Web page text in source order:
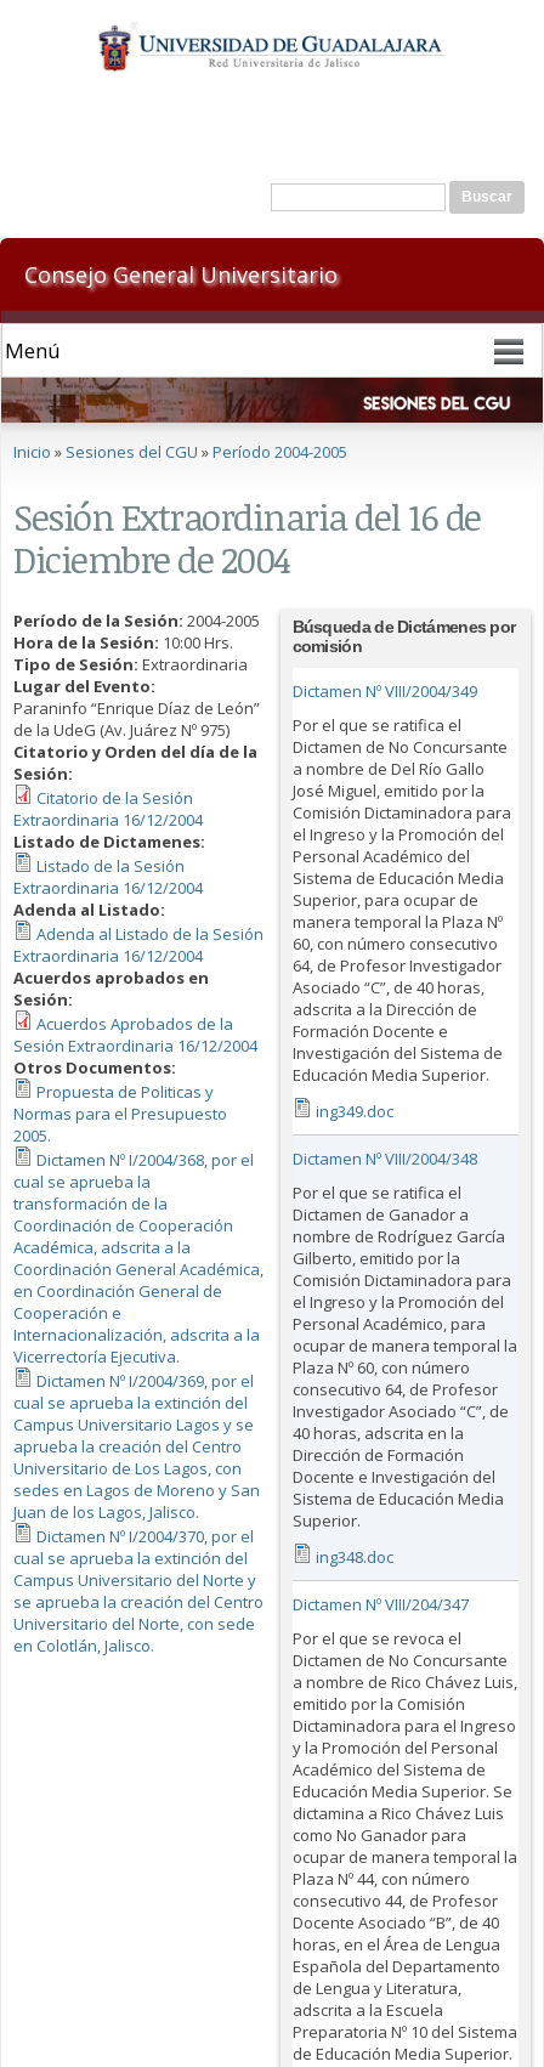
contenido
principal
Formulario de búsqueda
Buscar
Consejo General Universitario
Se encuentra usted aquí
Inicio » Sesiones del CGU »Período 2004-2005
Sesión Extraordinaria del 16 de
Diciembre de 2004
Período de la Sesión: 2004-2005
Hora de la Sesión: 10:00 Hrs.
Tipo de Sesión: Extraordinaria
Lugar del Evento:
Paraninfo “Enrique Díaz de León”
de la UdeG (Av. Juárez Nº 975)
Citatorio y Orden del día de la
Sesión:
Citatorio de la Sesión
Extraordinaria 16/12/2004
Listado de Dictamenes:
Listado de la Sesión
Extraordinaria 16/12/2004
Adenda al Listado:
Adenda al Listado de la Sesión
Extraordinaria 16/12/2004
Acuerdos aprobados en
Sesión:
Acuerdos Aprobados de la
Sesión Extraordinaria 16/12/2004
Otros Documentos:
Propuesta de Politicas y
Normas para el Presupuesto
2005.
Dictamen Nº I/2004/368, por el
cual se aprueba la
transformación de la
Coordinación de Cooperación
Académica, adscrita a la
Coordinación General Académica,
en Coordinación General de
Cooperación e
Internacionalización, adscrita a la
Vicerrectoría Ejecutiva.
Dictamen Nº I/2004/369, por el
cual se aprueba la extinción del
Campus Universitario Lagos y se
aprueba la creación del Centro
Universitario de Los Lagos, con
sedes en Lagos de Moreno y San
Juan de los Lagos, Jalisco.
Dictamen Nº I/2004/370, por el
cual se aprueba la extinción del
Campus Universitario del Norte y
se aprueba la creación del Centro
Universitario del Norte, con sede
en Colotlán, Jalisco.
Búsqueda de Dictámenes por
comisión
Dictamen Nº VIII/2004/349
Por el que se ratifica el
Dictamen de No Concursante
a nombre de Del Río Gallo
José Miguel, emitido por la
Comisión Dictaminadora para
el Ingreso y la Promoción del
Personal Académico del
Sistema de Educación Media
Superior, para ocupar de
manera temporal la Plaza Nº
60, con número consecutivo
64, de Profesor Investigador
Asociado “C”, de 40 horas,
adscrita a la Dirección de
Formación Docente e
Investigación del Sistema de
Educación Media Superior.
ing349.doc
Dictamen Nº VIII/2004/348
Por el que se ratifica el
Dictamen de Ganador a
nombre de Rodríguez García
Gilberto, emitido por la
Comisión Dictaminadora para
el Ingreso y la Promoción del
Personal Académico, para
ocupar de manera temporal la
Plaza Nº 60, con número
consecutivo 64, de Profesor
Investigador Asociado “C”, de
40 horas, adscrita en la
Dirección de Formación
Docente e Investigación del
Sistema de Educación Media
Superior.
ing348.doc
Dictamen Nº VIII/204/347
Por el que se revoca el
Dictamen de No Concursante
a nombre de Rico Chávez Luis,
emitido por la Comisión
Dictaminadora para el Ingreso
y la Promoción del Personal
Académico del Sistema de
Educación Media Superior. Se
dictamina a Rico Chávez Luis
como No Ganador para
ocupar de manera temporal la
Plaza Nº 44, con número
consecutivo 44, de Profesor
Docente Asociado “B”, de 40
horas, en el Área de Lengua
Española del Departamento
de Lengua y Literatura,
adscrita a la Escuela
Preparatoria Nº 10 del Sistema
de Educación Media Superior.